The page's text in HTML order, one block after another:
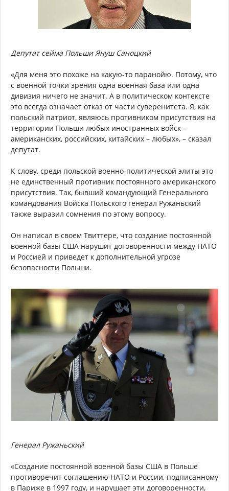
Депутат сейма Польши Януш Саноцкий
«Для меня это похоже на какую-то паранойю. Потому, что
с военной точки зрения одна военная база или одна
дивизия ничего не значит. А в политическом контексте
это всегда означает отказ от части суверенитета. Я, как
польский патриот, являюсь противником присутствия на
территории Польши любых иностранных войск –
американских, российских, китайских – любых», – сказал
депутат.
К слову, среди польской военно-политической элиты это
не единственный противник постоянного американского
присутствия. Так, бывший командующий Генерального
командования Войска Польского генерал Ружаньский
также выразил сомнения по этому вопросу.
Он написал в своем Твиттере, что создание постоянной
военной базы США нарушит договоренности между НАТО
и Россией и приведет к дополнительной угрозе
безопасности Польши.
Генерал Ружаньский
«Создание постоянной военной базы США в Польше
противоречит соглашению НАТО и России, подписанному
в Париже в 1997 году, и нарушает эти договоренности,